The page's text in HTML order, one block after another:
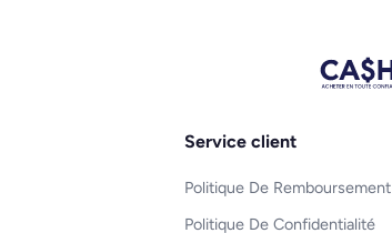
Service client
Politique De Remboursement
Politique De Confidentialité